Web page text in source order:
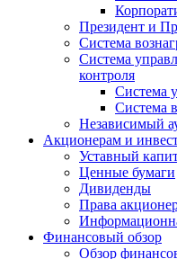
Президент и
Система
Система
контроля
Система
Система
Независимый
Акционерам и
Уставный
Ценные бумаги
Дивиденды
Права
Финансовый обзор
Обзор